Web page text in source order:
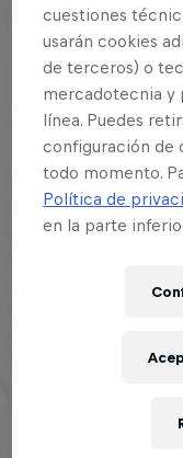
- Potencia
Red
cuestiones
usarán cookies
de terceros) o
mercadotecnia y
línea. Puedes
configuración de
todo momento.
Política de
en la parte